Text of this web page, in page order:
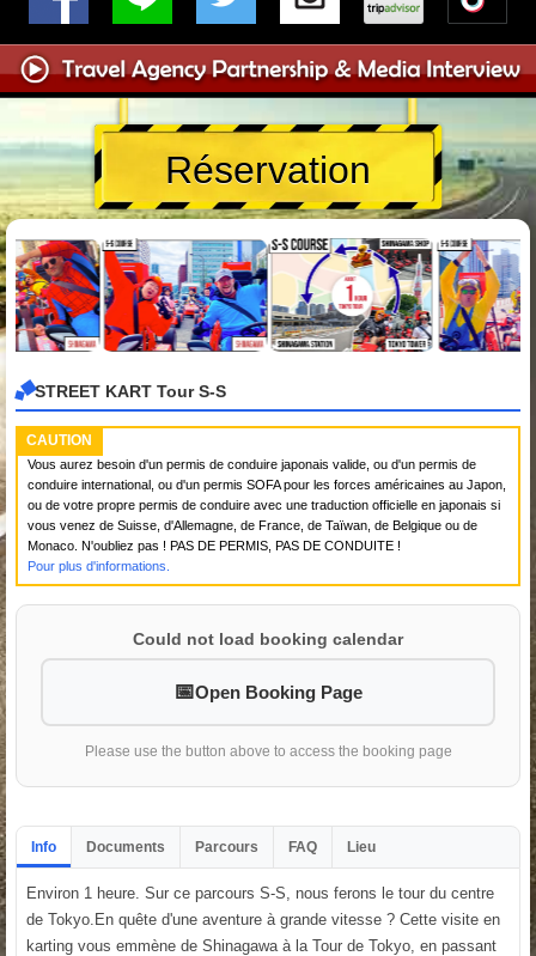
Réservation
STREET KART Tour S-S
CAUTION
Vous aurez besoin d'un permis de conduire japonais valide, ou d'un permis de
conduire international, ou d'un permis SOFA pour les forces américaines au Japon,
ou de votre propre permis de conduire avec une traduction officielle en japonais si
vous venez de Suisse, d'Allemagne, de France, de Taïwan, de Belgique ou de
Monaco. N'oubliez pas ! PAS DE PERMIS, PAS DE CONDUITE !
Pour plus d'informations.
Could not load booking calendar
Open Booking Page
Please use the button above to access the booking page
Info Documents Parcours FAQ Lieu
Environ 1 heure. Sur ce parcours S-S, nous ferons le tour du centre
de Tokyo.En quête d'une aventure à grande vitesse ? Cette visite en
karting vous emmène de Shinagawa à la Tour de Tokyo, en passant